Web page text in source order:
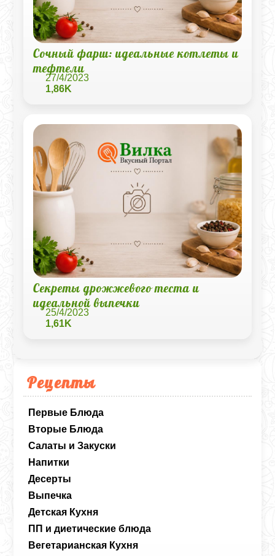
Рецепты
Первые Блюда
Вторые Блюда
Салаты и Закуски
Напитки
Десерты
Выпечка
Детская Кухня
ПП и диетические блюда
Вегетарианская Кухня
Сочный фарш: идеальные котлеты и
тефтели
27/4/2023
1,86K
Секреты дрожжевого теста и
идеальной выпечки
25/4/2023
1,61K